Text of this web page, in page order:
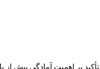
تأکید بر اهمیت آمادگی